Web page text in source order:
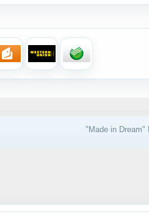
"Made in Dream"